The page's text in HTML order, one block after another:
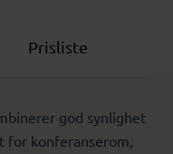
Prisliste
god synlighet
for konferanserom,